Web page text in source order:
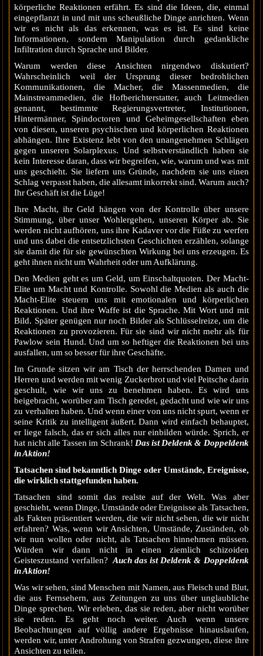
körperliche Reaktionen erfährt. Es sind die Ideen, die, einmal
eingepflanzt in und mit uns scheußliche Dinge anrichten. Wenn
wir es nicht als das erkennen, was es ist. Es sind keine
Informationen, sondern Manipulation durch gedankliche
Infiltration durch Sprache und Bilder.
Warum werden diese Ansichten nirgendwo diskutiert?
Wahrscheinlich weil der Ursprung dieser bedrohlichen
Kommunikationen, die Macher, die Massenmedien, die
Mainstreammedien, die Hofberichterstatter, auch Leitmedien
genannt, bestimmte Regierungsvertreter, Institutionen,
Hintermänner, Spindoctoren und Geheimgesellschaften eben
von diesen, unseren psychischen und körperlichen Reaktionen
abhängen. Ihre Existenz lebt von den unangenehmen Schlägen
gegen unseren Solarplexus. Und selbstverständlich haben sie
kein Interesse daran, dass wir begreifen, wie, warum und was mit
uns geschieht. Sie liefern uns Gründe, nachdem sie uns einen
Schlag verpasst haben, die allesamt inkorrekt sind. Warum auch?
Ihr Geschäft ist die Lüge!
Ihre Macht, ihr Geld hängen von der Kontrolle über unsere
Stimmung, über unser Wohlergehen, unseren Körper ab. Sie
werden nicht aufhören, uns ihre Kadaver vor die Füße zu werfen
und uns dabei die entsetzlichsten Geschichten erzählen, solange
sie damit die für sie gewünschten Wirkung bei uns erzeugen. Es
geht ihnen nicht um Wahrheit oder um Aufklärung.
Den Medien geht es um Geld, um Einschaltquoten. Der Macht-
Elite um Macht und Kontrolle. Sowohl die Medien als auch die
Macht-Elite steuern uns mit emotionalen und körperlichen
Reaktionen. Und ihre Waffe ist die Sprache. Mit Wort und mit
Bild. Später genügen nur noch Bilder als Schlüsselreize, um die
Reaktionen zu provozieren. Für sie sind wir nicht mehr als für
Pawlow sein Hund. Und um so heftiger die Reaktionen bei uns
ausfallen, um so besser für ihre Geschäfte.
Im Grunde sitzen wir am Tisch der herrschenden Damen und
Herren und werden mit wenig Zuckerbrot und viel Peitsche darin
geschult, wie wir uns zu benehmen haben. Es wird uns
beigebracht, worüber am Tisch geredet, gedacht und wie wir uns
zu verhalten haben. Und wenn einer von uns nicht spurt, wenn er
seine Kritik zu intelligent äußert. Dann wird einfach behauptet,
er liege falsch, das er sich alles nur einbilden würde. Sprich, er
hat nicht alle Tassen im Schrank! Das ist Deldenk & Doppeldenk
in Aktion!
Tatsachen sind bekanntlich Dinge oder Umstände, Ereignisse,
die wirklich stattgefunden haben.
Tatsachen sind somit das realste auf der Welt. Was aber
geschieht, wenn Dinge, Umstände oder Ereignisse als Tatsachen,
als Fakten präsentiert werden, die wir nicht sehen, die wir nicht
erfahren? Was, wenn wir Ansichten, Umstände, Zuständen, ob
wir nun wollen oder nicht, als Tatsachen hinnehmen müssen.
Würden wir dann nicht in einen ziemlich schizoiden
Geisteszustand verfallen? Auch das ist Deldenk & Doppeldenk
in Aktion!
Was wir sehen, sind Menschen mit Namen, aus Fleisch und Blut,
die aus Fernsehern, aus Zeitungen zu uns über unglaubliche
Dinge sprechen. Wir erleben, das sie reden, aber nicht worüber
sie reden. Es geht noch weiter. Auch wenn unsere
Beobachtungen auf völlig andere Ergebnisse hinauslaufen,
werden wir, unter Androhung von Strafen gezwungen, diese ihre
Ansichten zu teilen.